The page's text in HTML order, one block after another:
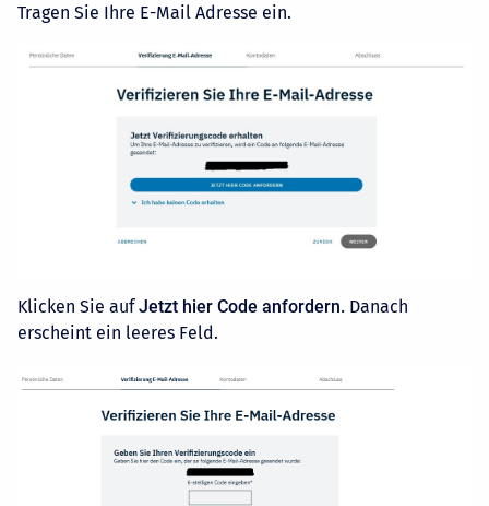
Tragen Sie Ihre E-Mail Adresse ein.
Klicken Sie aufJetzt hier Code anfordern. Danach
erscheint ein leeres Feld.